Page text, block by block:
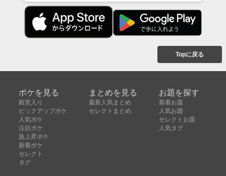
Topに戻る
ボケを見る
殿堂入り
ピックアップボケ
人気ボケ
注目ボケ
急上昇ボケ
新着ボケ
セレクト
タグ
まとめを見る
最新人気まとめ
セレクトまとめ
お題を探す
新着お題
人気お題
セレクトお題
人気タグ